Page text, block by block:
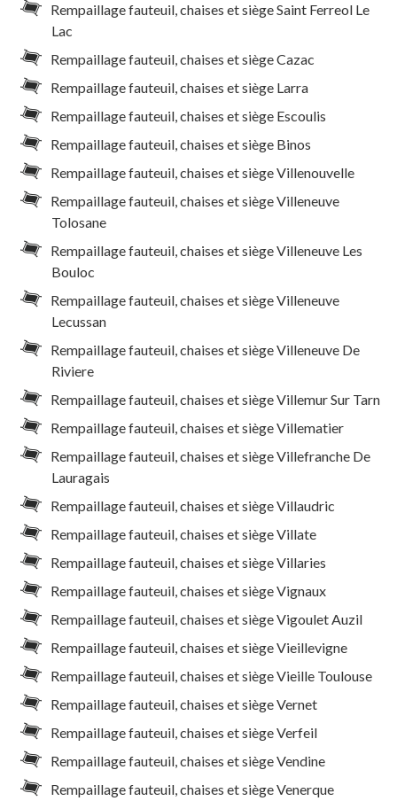
Rempaillage fauteuil, chaises et siège Saint Ferreol Le
Lac
Rempaillage fauteuil, chaises et siège Cazac
Rempaillage fauteuil, chaises et siège Larra
Rempaillage fauteuil, chaises et siège Escoulis
Rempaillage fauteuil, chaises et siège Binos
Rempaillage fauteuil, chaises et siège Villenouvelle
Rempaillage fauteuil, chaises et siège Villeneuve
Tolosane
Rempaillage fauteuil, chaises et siège Villeneuve Les
Bouloc
Rempaillage fauteuil, chaises et siège Villeneuve
Lecussan
Rempaillage fauteuil, chaises et siège Villeneuve De
Riviere
Rempaillage fauteuil, chaises et siège Villemur Sur Tarn
Rempaillage fauteuil, chaises et siège Villematier
Rempaillage fauteuil, chaises et siège Villefranche De
Lauragais
Rempaillage fauteuil, chaises et siège Villaudric
Rempaillage fauteuil, chaises et siège Villate
Rempaillage fauteuil, chaises et siège Villaries
Rempaillage fauteuil, chaises et siège Vignaux
Rempaillage fauteuil, chaises et siège Vigoulet Auzil
Rempaillage fauteuil, chaises et siège Vieillevigne
Rempaillage fauteuil, chaises et siège Vieille Toulouse
Rempaillage fauteuil, chaises et siège Vernet
Rempaillage fauteuil, chaises et siège Verfeil
Rempaillage fauteuil, chaises et siège Vendine
Rempaillage fauteuil, chaises et siège Venerque